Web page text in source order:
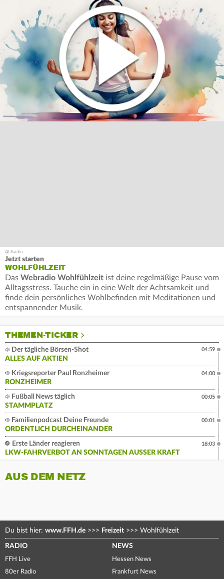
Jetzt starten
WOHLFÜHLZEIT
Das Webradio Wohlfühlzeit ist deine regelmäßige Pause vom
Alltagsstress. Tauche ein in eine Welt der Achtsamkeit und
finde dein persönliches Wohlbefinden mit Meditationen und
entspannender Musik.
THEMEN-TICKER
Der tägliche Börsen-Shot
ALLES AUF AKTIEN
04:59
Kriegsreporter Paul Ronzheimer
RONZHEIMER
04:00
Fußball News täglich
STAMMPLATZ
00:05
Familienpodcast Deine Freunde
ORDENTLICH DURCHEINANDER
00:01
Erste Länder reagieren
LKW-FAHRVERBOT AN SONNTAGEN AUSSER KRAFT
18:03
AUS DEM NETZ
Du bist hier: www.FFH.de >>> Freizeit >>> Wohlfühlzeit
RADIO
FFH Live
80er Radio
NEWS
Hessen News
Frankfurt News